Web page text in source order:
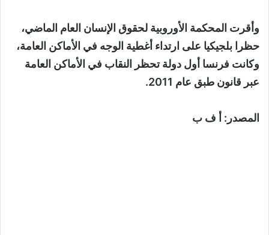
وأقرت المحكمة الأوروبية لحقوق الإنسان العام الماضي،
حظرا بلجيكيا على ارتداء أغطية الوجه في الأماكن العامة،
وكانت فرنسا أول دولة تحظر النقاب في الأماكن العامة
عبر قانون طبق عام 2011.
المصدر: أ ف ب